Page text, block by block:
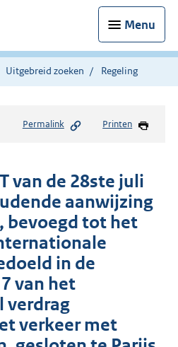
Menu
Uitgebreid zoeken Regeling
Permalink Printen
van de 28ste juli
aanwijzing
bevoegd tot het
in de
van het
verdrag
verkeer met